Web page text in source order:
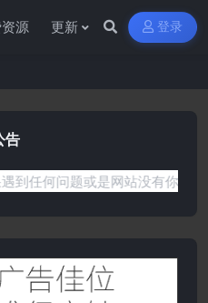
源 更新 登录
告
资源!如果遇到任何问题或是网